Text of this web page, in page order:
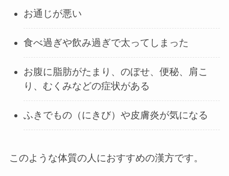
お通じが悪い
食べ過ぎや飲み過ぎで太ってしまった
お腹に脂肪がたまり、のぼせ、便秘、肩こ
り、むくみなどの症状がある
ふきでもの（にきび）や皮膚炎が気になる
このような体質の人におすすめの漢方です。